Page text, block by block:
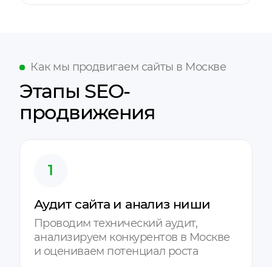
Как мы продвигаем сайты в Москве
Этапы SEO-
продвижения
1
Аудит сайта и анализ ниши
Проводим технический аудит,
анализируем конкурентов в Москве
и оцениваем потенциал роста